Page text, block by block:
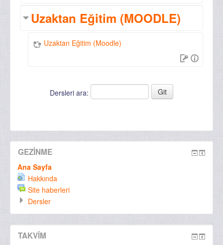
Uzaktan Eğitim (MOODLE)
Uzaktan Eğitim (Moodle)
Dersleri ara:
GEZINME
Ana Sayfa
Hakkında
Site haberleri
Dersler
TAKVIM